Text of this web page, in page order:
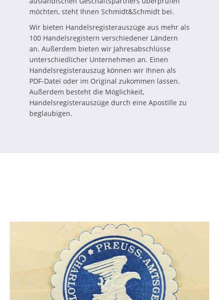
möchten, steht Ihnen Schmidt&Schmidt bei.
Wir bieten Handelsregisterauszüge aus mehr als
100 Handelsregistern verschiedener Ländern
an. Außerdem bieten wir Jahresabschlüsse
unterschiedlicher Unternehmen an. Einen
Handelsregisterauszug können wir Ihnen als
PDF-Datei oder im Original zukommen lassen.
Außerdem besteht die Möglichkeit,
Handelsregisterauszüge durch eine Apostille zu
beglaubigen.